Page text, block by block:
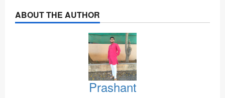
ABOUT THE AUTHOR
Prashant